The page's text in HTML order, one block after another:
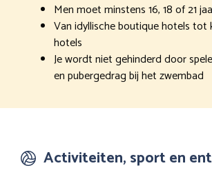
Men moet minstens 16, 18 of 21
Van idyllische boutique hotels tot
hotels
Je wordt niet gehinderd door
en pubergedrag bij het zwembad
Activiteiten, sport en